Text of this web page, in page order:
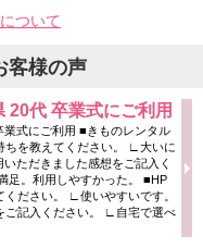
ついて
客様の声
20代 卒業式にご利用
にご利用 ■きものレンタル
ちを教えてください。 ∟大いに
ただきました感想をご記入く
足。利用しやすかった。 ■HP
ださい。 ∟使いやすいです。
ご記入ください。 ∟自宅で選べ